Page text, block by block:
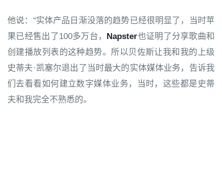
他说：“实体产品日渐没落的趋势已经很明显了，当时苹
果已经售出了100多万台， Napster也证明了分享歌曲和
创建播放列表的这种趋势。所以贝佐斯让我和我的上级
史蒂夫·凯塞尔退出了当时最大的实体媒体业务，告诉我
们去看看如何建立数字媒体业务，当时，这些都是史蒂
夫和我完全不熟悉的。